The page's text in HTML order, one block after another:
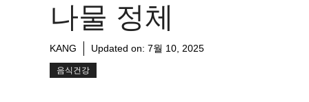
나물 정체
KANG Updated on: 7월 10, 2025
음식건강